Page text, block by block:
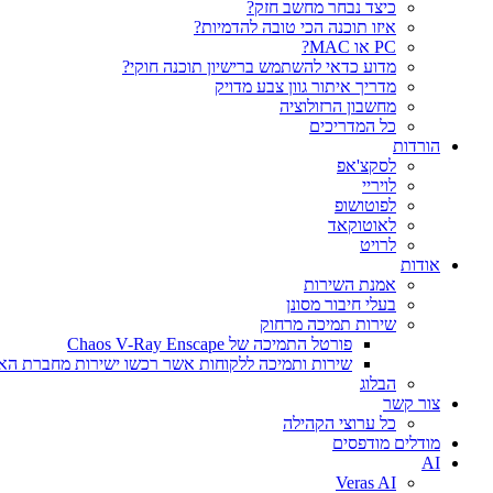
כיצד נבחר מחשב חזק?
איזו תוכנה הכי טובה להדמיות?‎‎
PC או MAC?
מדוע כדאי להשתמש ברישיון תוכנה חוקי?
מדריך איתור גוון צבע מדויק
מחשבון הרזולוציה
כל המדריכים
הורדות
לסקצ'אפ
לויריי
לפוטושופ
לאוטוקאד
לרויט
אודות
אמנת השירות
בעלי חיבור מסונן
שירות תמיכה מרחוק
פורטל התמיכה של Chaos V-Ray Enscape
שירות ותמיכה ללקוחות אשר רכשו ישירות מחברת
הבלוג
צור קשר
כל ערוצי הקהילה
מודלים מודפסים
AI
Veras AI